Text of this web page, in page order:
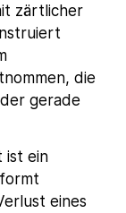
zärtlicher
die
gerade
ist ein
eines